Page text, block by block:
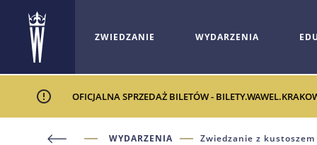
ZWIEDZANIE WYDARZENIA
OFICJALNA SPRZEDAŻ BILETÓW -
WYDARZENIA Zwiedzanie z